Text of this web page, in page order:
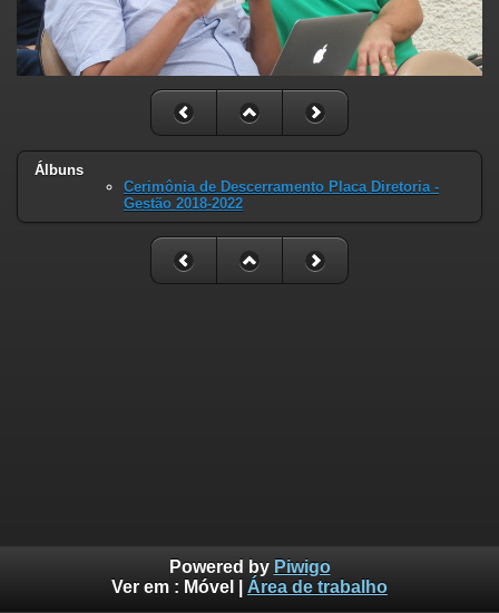
Álbuns
Cerimônia de Descerramento Placa Diretoria -
Gestão 2018-2022
Powered by Piwigo
Ver em : Móvel Área de trabalho